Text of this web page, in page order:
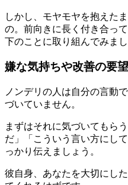
しかし、モヤモヤを抱えた
の。前向きに長く付き合っ
下のことに取り組んでみまし
嫌な気持ちや改善の要
ノンデリの人は自分の言動
づいていません。
まずはそれに気づいてもら
だ」「こういう言い方にし
っかり伝えましょう。
彼自身、あなたを大切にし